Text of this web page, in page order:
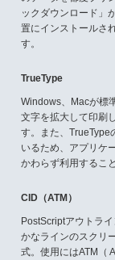
ックダウンロード」
置にインストールさ
す。
TrueType
Windows、Macが標
文字を拡大して印刷
す。また、TrueType
いるため、アプリケ
かわらず利用するこ
CID（ATM）
PostScriptアウトラ
かなラインのスクリ
式。使用にはATM（